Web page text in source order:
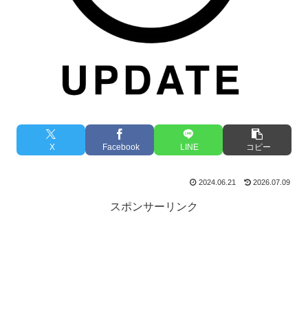
X Facebook LINE コピー
2024.06.21 2026.07.09
スポンサーリンク